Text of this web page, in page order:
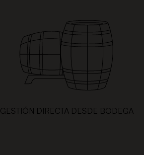
GESTIÓN DIRECTA DESDE BODEGA